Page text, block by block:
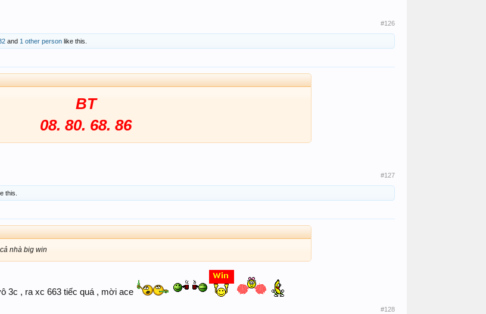
#126
and 1 other person like this.
BT
08. 80. 68. 86
#127
this.
nhà big win
3c , ra xc 663 tiếc quá , mời ace
#128